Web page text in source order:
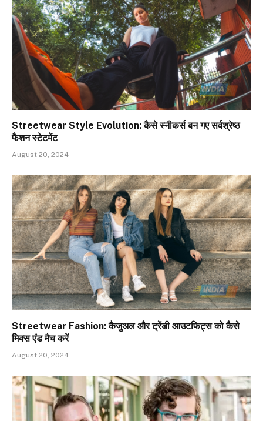
Streetwear Style Evolution: कैसे स्नीकर्स बन गए सर्वश्रेष्ठ
फैशन स्टेटमेंट
August 20, 2024
Streetwear Fashion: कैजुअल और ट्रेंडी आउटफिट्स को कैसे
मिक्स एंड मैच करें
August 20, 2024